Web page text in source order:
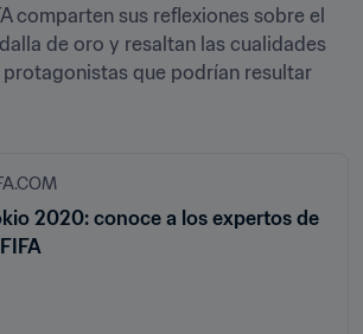
comparten sus reflexiones sobre el
de oro y resaltan las cualidades
protagonistas que podrían resultar
2020: conoce a los expertos de